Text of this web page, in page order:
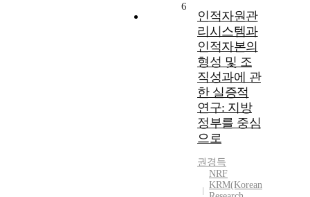
6
인적자원관
리시스템과
인적자본의
형성 및 조
직성과에 관
한 실증적
연구: 지방
정부를 중심
으로
권경득
NRF
KRM(Korean